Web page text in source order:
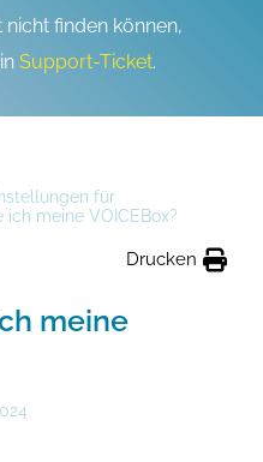
finden können,
Support-Ticket.
für
meine VOICEBox?
Drucken
meine